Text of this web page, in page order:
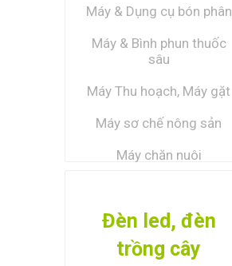
Máy & Dụng cụ bón phân
Máy & Bình phun thuốc
sâu
Máy Thu hoạch, Máy gặt
Máy sơ chế nông sản
Máy chăn nuôi
Động cơ, Khung gầm
Đèn led, đèn
trồng cây